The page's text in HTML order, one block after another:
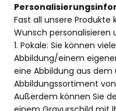
Fast all unsere
Wunsch personalisieren
1. Pokale: Sie können
Abbildung/einem
eine Abbildung aus
Abbildungssortiment
Außerdem können Sie